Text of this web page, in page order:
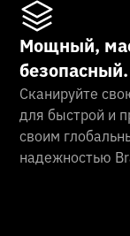
Мощный,
безопасный.
Сканируйте
для быстрой и
своим
надежностью